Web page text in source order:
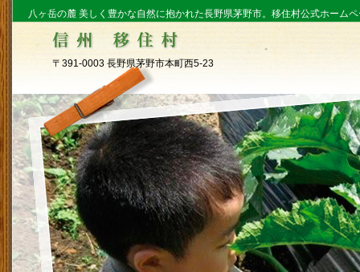
八ヶ岳の麓 美しく豊かな自然に抱かれた長野県茅野市。移住村公式ホーム
〒391-0003 長野県茅野市本町西5-23